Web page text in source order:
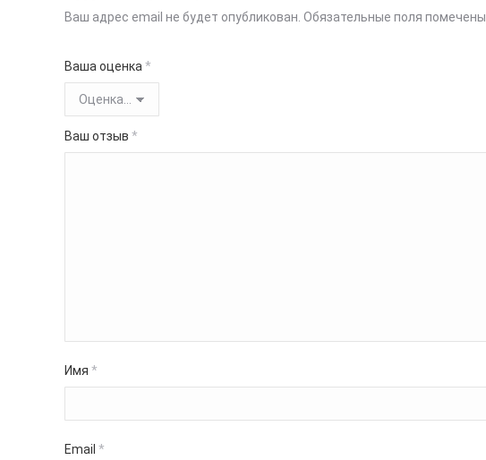
Ваш адрес email не будет опубликован. Обязательные поля помечены
Ваша оценка *
Ваш отзыв *
Имя *
Email *